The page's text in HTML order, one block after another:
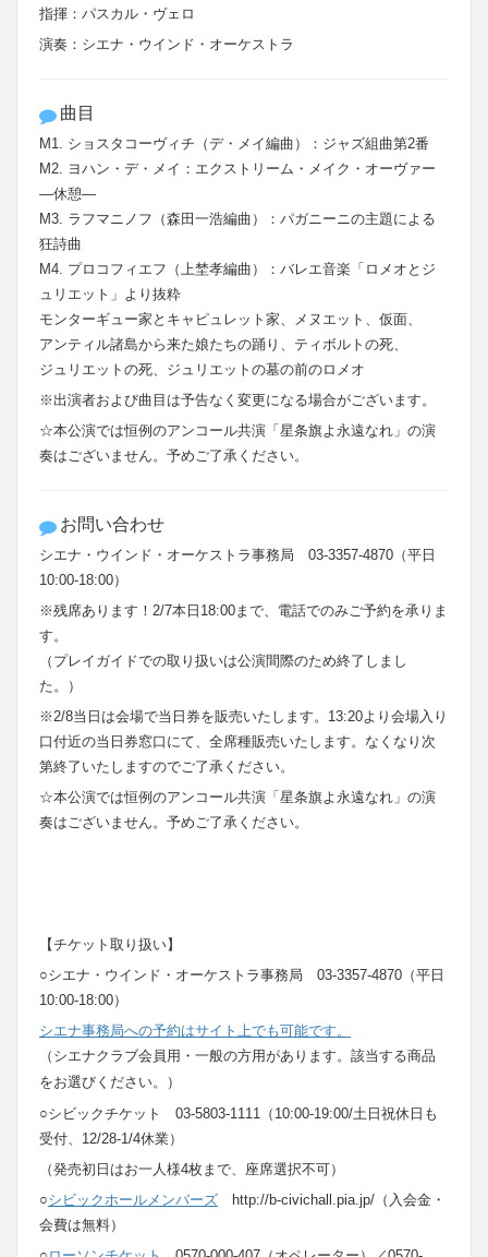
指揮：パスカル・ヴェロ
演奏：シエナ・ウインド・オーケストラ
曲目
M1. ショスタコーヴィチ（デ・メイ編曲）：ジャズ組曲第2番
M2. ヨハン・デ・メイ：エクストリーム・メイク・オーヴァー
―休憩―
M3. ラフマニノフ（森田一浩編曲）：パガニーニの主題による
狂詩曲
M4. プロコフィエフ（上埜孝編曲）：バレエ音楽「ロメオとジ
ュリエット」より抜粋
モンターギュー家とキャピュレット家、メヌエット、仮面、
アンティル諸島から来た娘たちの踊り、ティボルトの死、
ジュリエットの死、ジュリエットの墓の前のロメオ
※出演者および曲目は予告なく変更になる場合がございます。
☆本公演では恒例のアンコール共演「星条旗よ永遠なれ」の演
奏はございません。予めご了承ください。
お問い合わせ
シエナ・ウインド・オーケストラ事務局 03-3357-4870（平日
10:00-18:00）
※残席あります！2/7本日18:00まで、電話でのみご予約を承りま
す。
（プレイガイドでの取り扱いは公演間際のため終了しまし
た。）
※2/8当日は会場で当日券を販売いたします。13:20より会場入り
口付近の当日券窓口にて、全席種販売いたします。なくなり次
第終了いたしますのでご了承ください。
☆本公演では恒例のアンコール共演「星条旗よ永遠なれ」の演
奏はございません。予めご了承ください。
【チケット取り扱い】
○シエナ・ウインド・オーケストラ事務局 03-3357-4870（平日
10:00-18:00）
シエナ事務局への予約はサイト上でも可能です。
（シエナクラブ会員用・一般の方用があります。該当する商品
をお選びください。）
○シビックチケット 03-5803-1111（10:00-19:00/土日祝休日も
受付、12/28-1/4休業）
（発売初日はお一人様4枚まで、座席選択不可）
○シビックホールメンバーズ http://b-civichall.pia.jp/（入会金・
会費は無料）